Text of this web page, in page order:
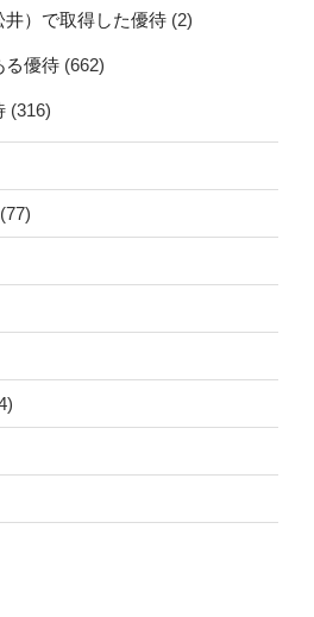
）で取得した優待 (2)
る優待 (662)
(316)
(77)